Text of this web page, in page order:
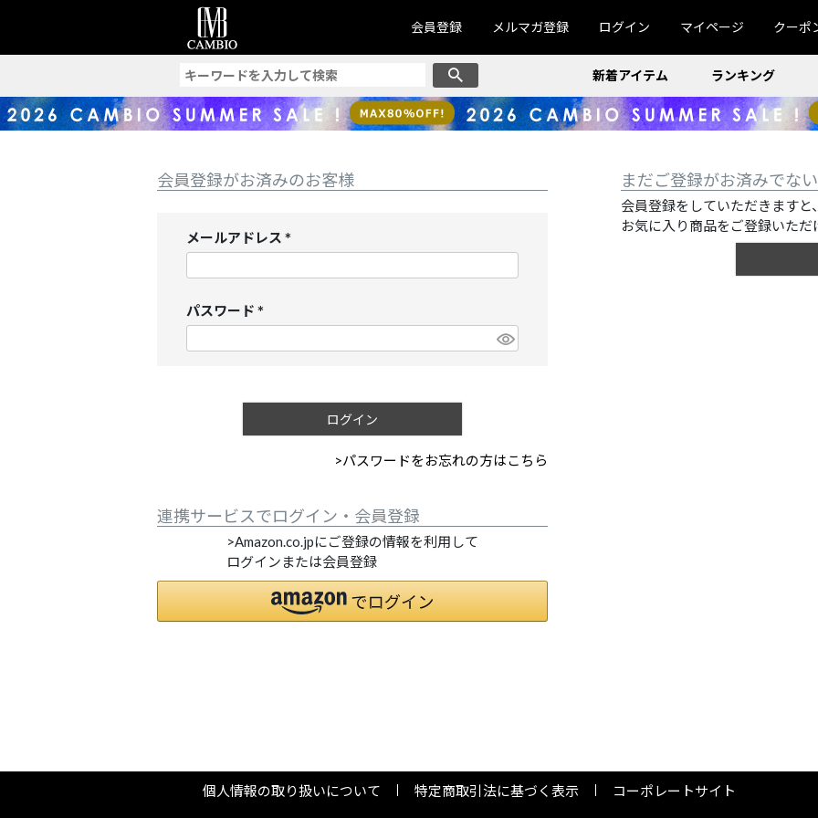
会員登録 メルマガ登録 ログイン マイページ クーポ
新着アイテム ランキング
会員登録がお済みのお客様
メールアドレス
必
パスワード
必
ログイン
>パスワードをお忘れの方はこちら
連携サービスでログイン・会員登録
>Amazon.co.jpにご登録の情報を利用して
ログインまたは会員登録
まだご登録がお済みでな
会員登録をしていただきますと
お気に入り商品をご登録いただ
個人情報の取り扱いについて 特定商取引法に基づく表示 コーポレートサイト